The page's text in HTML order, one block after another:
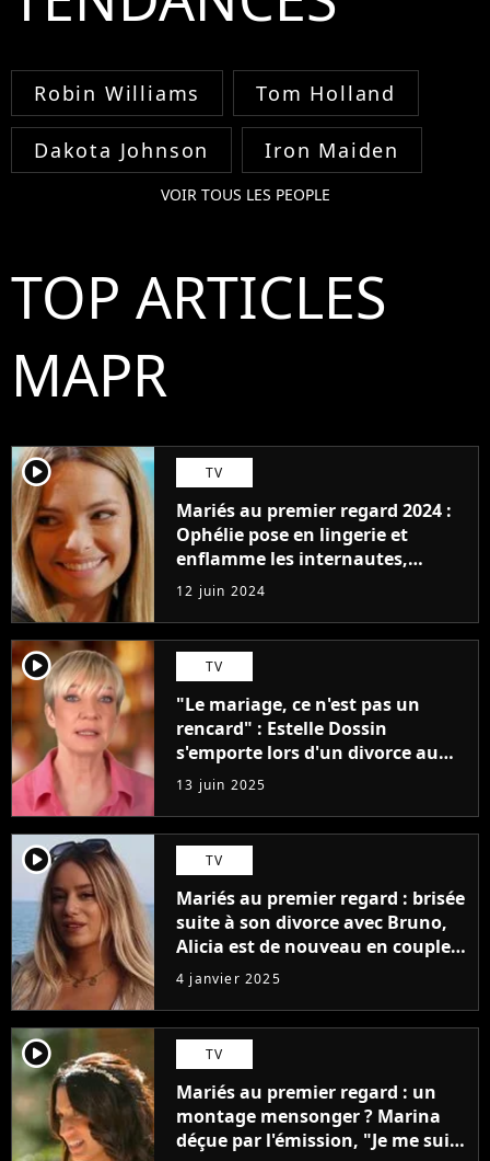
Robin Williams Tom Holland
Dakota Johnson Iron Maiden
VOIR TOUS LES PEOPLE
TOP ARTICLES
MAPR
player2 TV
Mariés au premier regard 2024 :
Ophélie pose en lingerie et
enflamme les internautes,
"Quelle pure beauté parfaite !"
12 juin 2024
player2 TV
"Le mariage, ce n'est pas un
rencard" : Estelle Dossin
s'emporte lors d'un divorce au
bilan de Mariés au premier
regard
13 juin 2025
player2 TV
Mariés au premier regard : brisée
suite à son divorce avec Bruno,
Alicia est de nouveau en couple !
Elle officialise avec son nouveau
chéri en photo
4 janvier 2025
player2 TV
Mariés au premier regard : un
montage mensonger ? Marina
déçue par l'émission, "Je me suis